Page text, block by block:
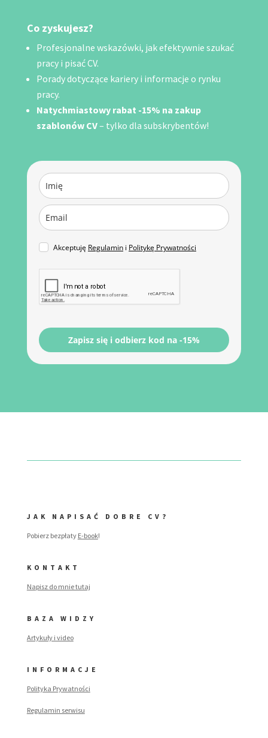
Co zyskujesz?
Profesjonalne wskazówki, jak efektywnie szukać
pracy i pisać CV.
Porady dotyczące kariery i informacje o rynku
pracy.
Natychmiastowy rabat -15% na zakup
szablonów CV– tylko dla subskrybentów!
Akceptuję Regulamini Politykę Prywatności
Zapisz się i odbierz kod na -15%
JAK NAPISAĆ DOBRE CV?
Pobierz bezpłaty E-book!
KONTAKT
Napisz do mnie tutaj
BAZA WIDZY
Artykuły i video
INFORMACJE
Polityka Prywatności
Regulamin serwisu